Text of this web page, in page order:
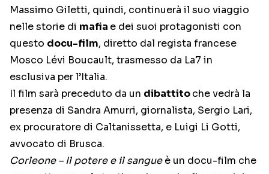
Massimo Giletti, quindi, continuerà il suo viaggio
nelle storie di mafia e dei suoi protagonisti con
questo docu-film, diretto dal regista francese
Mosco Lévi Boucault, trasmesso da La7 in
esclusiva per l’Italia.
Il film sarà preceduto da un dibattitoche vedrà la
presenza di Sandra Amurri, giornalista, Sergio Lari,
ex procuratore di Caltanissetta, e Luigi Li Gotti,
avvocato di Brusca.
Corleone – Il potere e il sangueè un docu-film che